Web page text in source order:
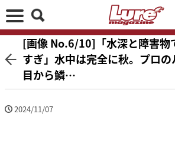
[画像 No.6/10]「水深と障害物
すぎ」水中は完全に秋。プロ
目から鱗…
2024/11/07